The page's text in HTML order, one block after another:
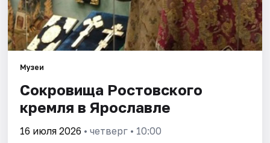
События
Площадки
Артисты
Музеи
Сокровища Ростовского
кремля в Ярославле
16 июля 2026 • четверг • 10:00